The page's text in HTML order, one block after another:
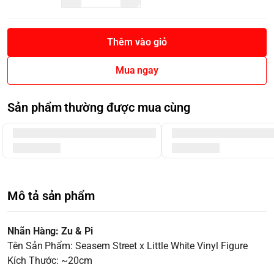
Thêm vào giỏ
Mua ngay
Sản phẩm thường được mua cùng
Mô tả sản phẩm
Nhãn Hàng: Zu & Pi
Tên Sản Phẩm: Seasem Street x Little White Vinyl Figure
Kích Thước: ~20cm